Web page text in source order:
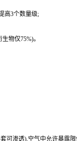
高3个数量级;
物仅75%)。
可渗透),空气中允许暴露限